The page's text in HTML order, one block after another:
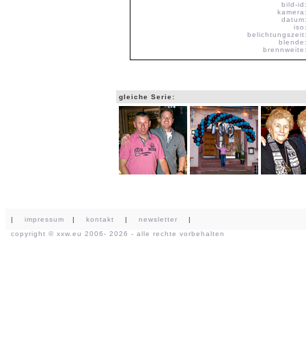
bild-
gleiche Serie:
| impressum | kontakt | newsletter |
copyright © xxw.eu 2006- 2026 - alle rechte vorbehalten